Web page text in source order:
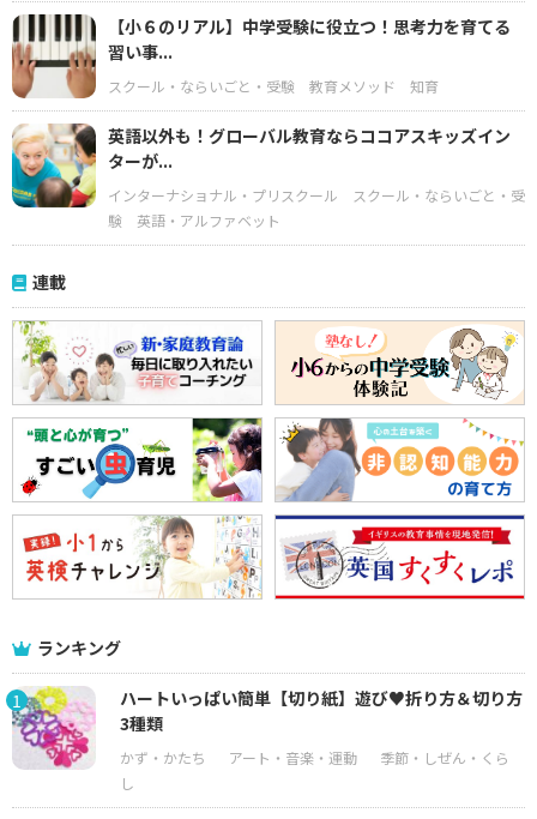
【小６のリアル】中学受験に役立つ！思考力を育てる
習い事...
スクール・ならいごと・受験 教育メソッド 知育
英語以外も！グローバル教育ならココアスキッズイン
ターが...
インターナショナル・プリスクール
スクール・ならいごと・受
験
英語・アルファベット
連載
ランキング
1
ハートいっぱい簡単【切り紙】遊び♥折り方＆切り方
3種類